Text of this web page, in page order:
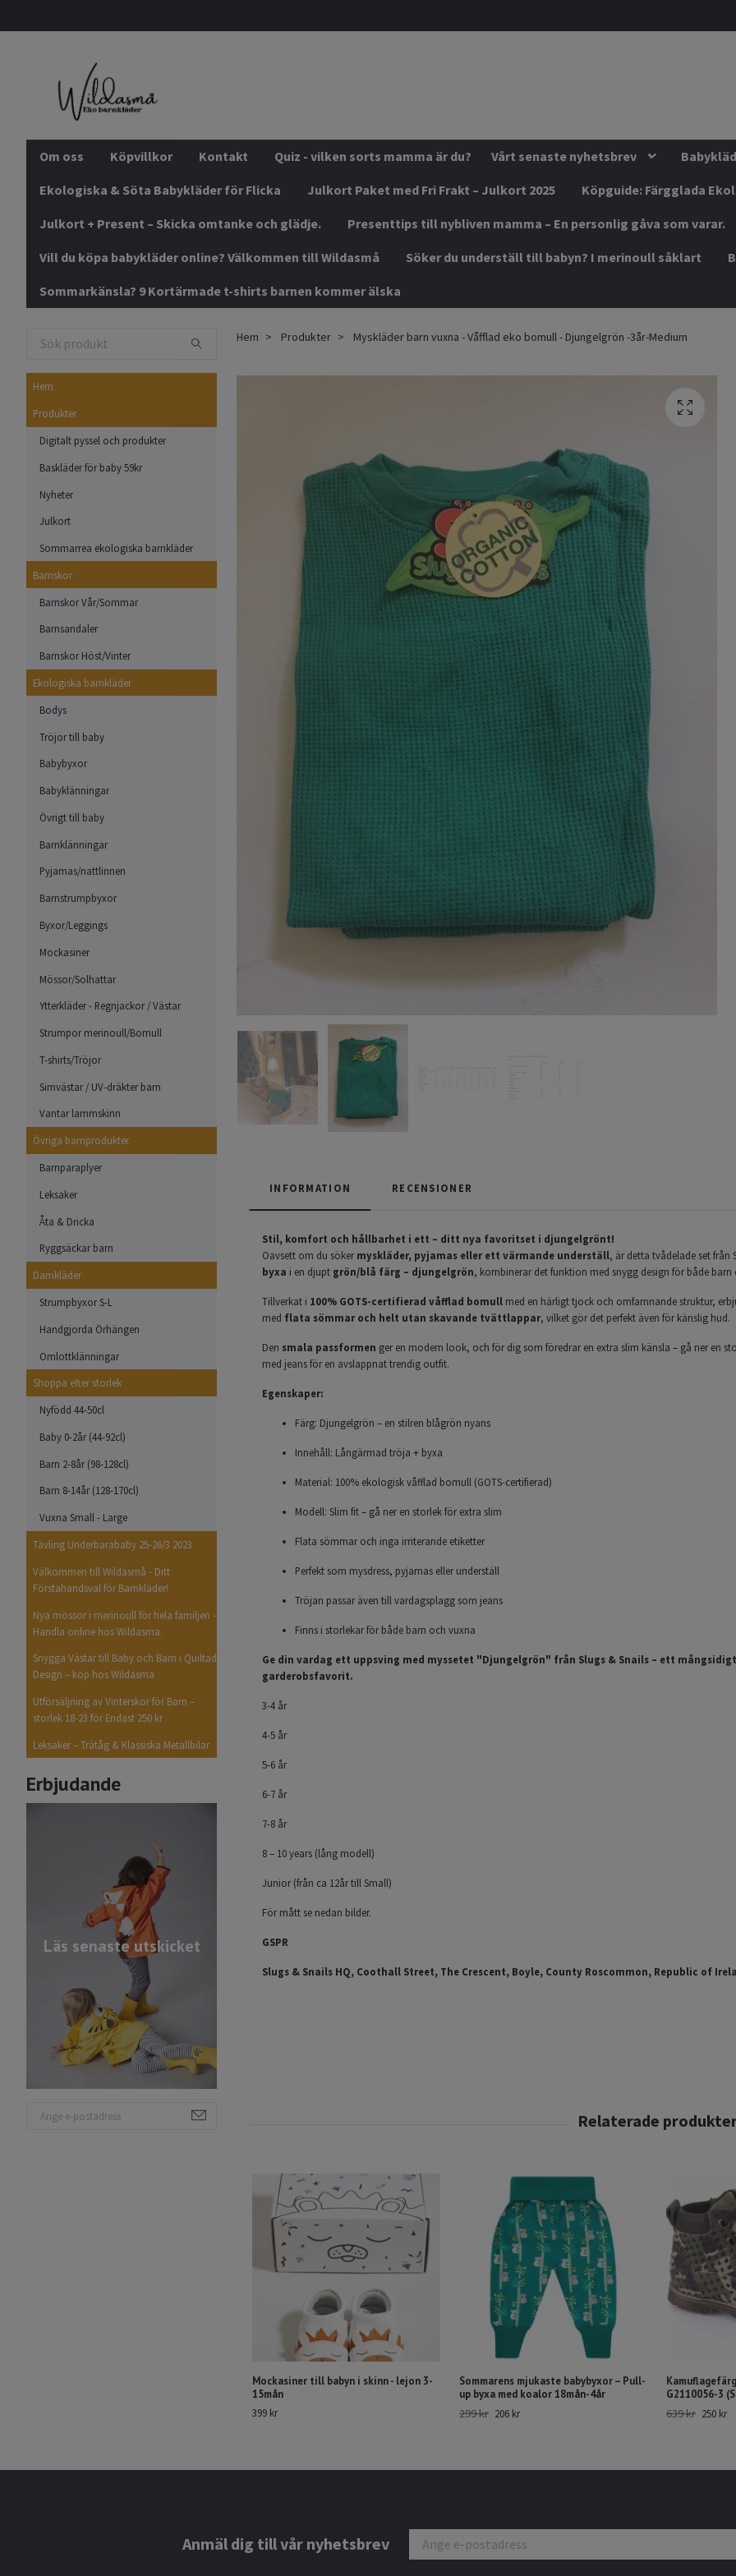
Om oss Köpvillkor Kontakt Quiz - vilken sorts mamma är du? Vårt senaste nyhetsbrev
Ekologiska & Söta Babykläder för Flicka Julkort Paket med Fri Frakt – Julkort 2025 Köpguide: Färgglada
Julkort + Present – Skicka omtanke och glädje. Presenttips till nybliven mamma – En personlig gåva som varar.
Vill du köpa babykläder online? Välkommen till Wildasmå Söker du underställ till babyn? I merinoull såklart
Sommarkänsla? 9 Kortärmade t-shirts barnen kommer älska
Hem
Produkter
Digitalt pyssel och produkter
Baskläder för baby 59kr
Nyheter
Julkort
Sommarrea ekologiska barnkläder
Barnskor
Barnskor Vår/Sommar
Barnsandaler
Barnskor Höst/Vinter
Ekologiska barnkläder
Bodys
Tröjor till baby
Babybyxor
Babyklänningar
Övrigt till baby
Barnklänningar
Pyjamas/nattlinnen
Barnstrumpbyxor
Byxor/Leggings
Mockasiner
Mössor/Solhattar
Ytterkläder - Regnjackor / Västar
Strumpor merinoull/Bomull
T-shirts/Tröjor
Simvästar / UV-dräkter barn
Vantar lammskinn
Övriga barnprodukter
Barnparaplyer
Leksaker
Åta & Dricka
Ryggsäckar barn
Damkläder
Strumpbyxor S-L
Handgjorda Örhängen
Omlottklänningar
Shoppa efter storlek
Nyfödd 44-50cl
Baby 0-2år (44-92cl)
Barn 2-8år (98-128cl)
Barn 8-14år (128-170cl)
Vuxna Small - Large
Tävling Underbarababy 25-26/3 2023
Välkommen till Wildasmå - Ditt
Förstahandsval för Barnkläder!
Nya mössor i merinoull för hela familjen -
Handla online hos Wildasma.
Snygga Västar till Baby och Barn i Quiltad
Design – köp hos Wildasma
Utförsäljning av Vinterskor för Barn –
storlek 18-23 för Endast 250 kr
Leksaker – Trätåg & Klassiska Metallbilar
Erbjudande
Läs senaste utskicket
Hem Produkter Myskläder barn vuxna - Våfflad eko bomull - Djungelgrön -3år-Medium
INFORMATION RECENSIONER
Stil, komfort och hållbarhet i ett – ditt nya favoritset i djungelgrönt!
Oavsett om du sökermyskläder, pyjamas eller ett värmande underställ, är detta tvådelade set från
byxa i en djupt grön/blå färg – djungelgrön, kombinerar det funktion med snygg design för både barn
Tillverkat i 100% GOTS-certifierad våfflad bomull med en härligt tjock och omfamnande struktur,
med flata sömmar och helt utan skavande tvättlappar, vilket gör det perfekt även för känslig hud.
Den smala passformen ger en modern look, och för dig som föredrar en extra slim känsla – gå ner en
med jeans för en avslappnat trendig outfit.
Egenskaper:
Färg: Djungelgrön – en stilren blågrön nyans
Innehåll: Långärmad tröja + byxa
Material: 100% ekologisk våfflad bomull (GOTS-certifierad)
Modell: Slim fit – gå ner en storlek för extra slim
Flata sömmar och inga irriterande etiketter
Perfekt som mysdress, pyjamas eller underställ
Tröjan passar även till vardagsplagg som jeans
Finns i storlekar för både barn och vuxna
Ge din vardag ett uppsving med myssetet "Djungelgrön" från Slugs & Snails – ett
garderobsfavorit.
3-4 år
4-5 år
5-6 år
6-7 år
7-8 år
8 – 10 years (lång modell)
Junior (från ca 12år till Small)
För mått se nedan bilder.
GSPR
Slugs & Snails HQ, Coothall Street, The Crescent, Boyle, County Roscommon, Republic of
Mockasiner till babyn i skinn - lejon 3-
15mån
399 kr
Sommarens mjukaste babybyxor – Pull-
up byxa med koalor 18mån-4år
299 kr 206 kr
G2110056-3
639 kr 250 kr
Anmäl dig till vår nyhetsbrev